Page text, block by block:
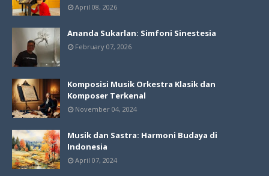
April 08, 2026
Ananda Sukarlan: Simfoni Sinestesia
February 07, 2026
Komposisi Musik Orkestra Klasik dan
Komposer Terkenal
November 04, 2024
Musik dan Sastra: Harmoni Budaya di
Indonesia
April 07, 2024